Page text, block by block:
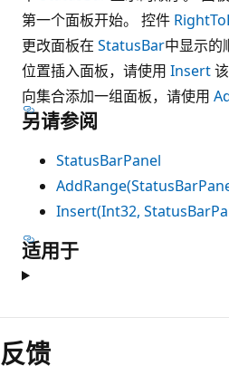
第一个面板开始。 控件
更改面板在 StatusBar中显示的
位置插入面板，请使用 Insert
向集合添加一组面板，请使用
另请参阅
StatusBarPanel
Insert(Int32,
适用于
反馈